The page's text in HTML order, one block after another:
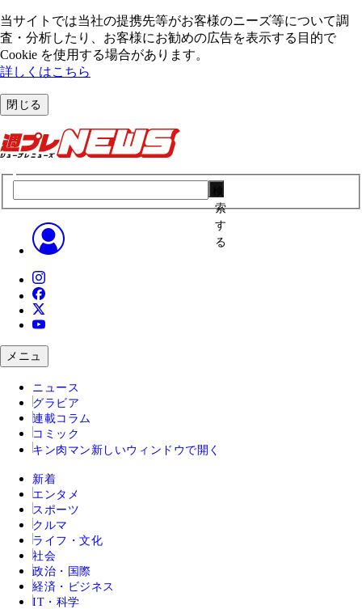
当サイトでは当社の提携先等がお客様のニーズ等について調
査・分析したり、お客様にお勧めの広告を表⽰する⽬的で
Cookie を使⽤する場合があります。
詳しくはこちら
閉じる
索
す
る
メニュ
ニュース
グラビア
連載コラム
コミック
キン肉マン 新しいウィンドウで開く
新着
エンタメ
スポーツ
クルマ
ライフ・文化
社会
政治・国際
経済・ビジネス
IT・科学